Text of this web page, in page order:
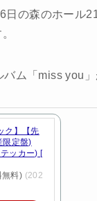
日の森のホール
ム「miss you」
ク】【先
限定盤)
ッカー) [
無料) (202